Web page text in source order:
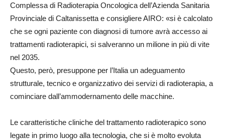
Complessa di Radioterapia Oncologica dell’Azienda Sanitaria
Provinciale di Caltanissetta e consigliere AIRO: «si è calcolato
che se ogni paziente con diagnosi di tumore avrà accesso ai
trattamenti radioterapici, si salveranno un milione in più di vite
nel 2035.
Questo, però, presuppone per l’Italia un adeguamento
strutturale, tecnico e organizzativo dei servizi di radioterapia, a
cominciare dall’ammodernamento delle macchine.
Le caratteristiche cliniche del trattamento radioterapico sono
legate in primo luogo alla tecnologia, che si è molto evoluta